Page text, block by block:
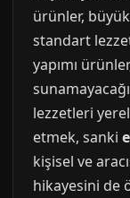
ürünler,
standart
yapımı
lezzetleri
etmek, sanki
kişisel ve
hikayesini de